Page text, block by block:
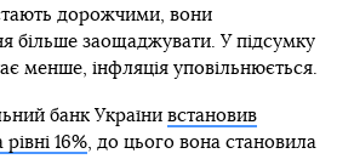
дорожчими, вони
більше заощаджувати. У підсумку
менше, інфляція уповільнюється.
банк України встановив
16%, до цього вона становила